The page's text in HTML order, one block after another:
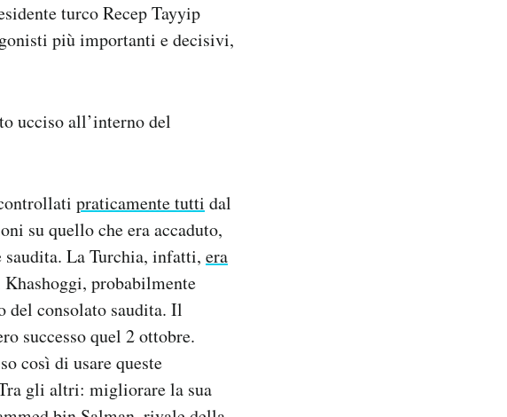
turco Recep Tayyip
più importanti e decisivi,
ucciso all’interno del
praticamente tutti dal
su quello che era accaduto,
La Turchia, infatti, era
probabilmente
del consolato saudita. Il
successo quel 2 ottobre.
così di usare queste
gli altri: migliorare la sua